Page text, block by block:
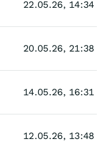
22.05.26, 14:34
20.05.26, 21:38
14.05.26, 16:31
12.05.26, 13:48